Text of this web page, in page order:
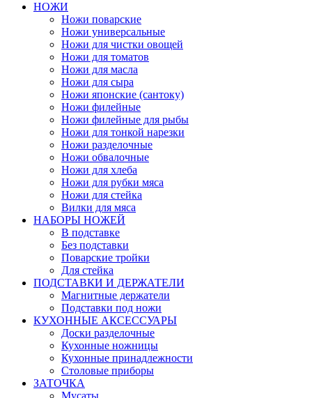
НОЖИ
Ножи поварские
Ножи универсальные
Ножи для чистки овощей
Ножи для томатов
Ножи для масла
Ножи для сыра
Ножи японские (сантоку)
Ножи филейные
Ножи филейные для рыбы
Ножи для тонкой нарезки
Ножи разделочные
Ножи обвалочные
Ножи для хлеба
Ножи для рубки мяса
Ножи для стейка
Вилки для мяса
НАБОРЫ НОЖЕЙ
В подставке
Без подставки
Поварские тройки
Для стейка
ПОДСТАВКИ И ДЕРЖАТЕЛИ
Магнитные держатели
Подставки под ножи
КУХОННЫЕ АКСЕССУАРЫ
Доски разделочные
Кухонные ножницы
Кухонные принадлежности
Столовые приборы
ЗАТОЧКА
Мусаты